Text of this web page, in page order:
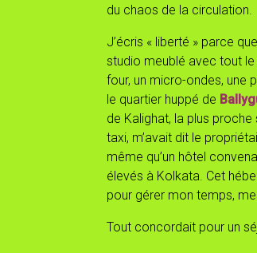
du chaos de la circulation.
J’écris « liberté » parce
studio meublé avec tout
four, un micro-ondes, une
le quartier huppé de
de Kalighat, la plus
taxi, m’avait dit le
même qu’un hôtel
élevés à Kolkata. Cet
pour gérer mon temps,
Tout concordait pour un